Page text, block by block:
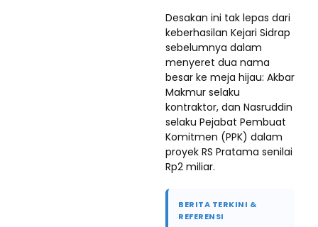
Desakan ini tak lepas dari
keberhasilan Kejari Sidrap
sebelumnya dalam
menyeret dua nama
besar ke meja hijau: Akbar
Makmur selaku
kontraktor, dan Nasruddin
selaku Pejabat Pembuat
Komitmen (PPK) dalam
proyek RS Pratama senilai
Rp2 miliar.
BERITA TERKINI &
REFERENSI